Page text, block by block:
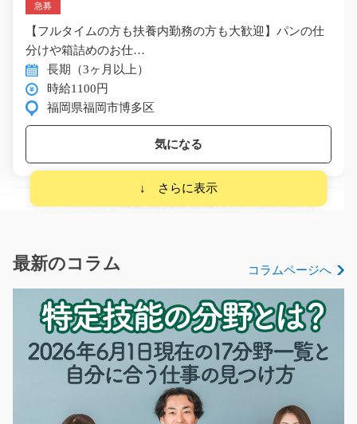
急募
【フルタイムの方も扶養内勤務の方も大歓迎】パンの仕
分けや箱詰めのお仕…
長期（3ヶ月以上）
時給1100円
福岡県福岡市博多区
気になる
フォークリフトで断熱材の運搬やピッキング/g04_
嬉しい土日祝休み！高時給！ フォークリフト作業でお探
長期（3ヶ月以上）
時給1600円～2000円
滋賀県野洲市
気になる
最新のコラム コラムページへ